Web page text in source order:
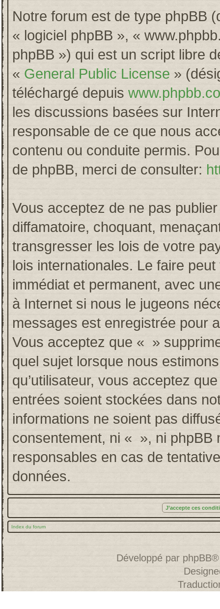
Notre forum est de type phpBB
« logiciel phpBB », «
phpBB ») qui est un script libre
« General Public License »
téléchargé depuis
les discussions basées sur
responsable de ce que nous
contenu ou conduite permis.
de phpBB, merci de consulter:
Vous acceptez de ne pas
diffamatoire, choquant,
transgresser les lois de votre
lois internationales. Le faire
immédiat et permanent, avec
à Internet si nous le jugeons
messages est enregistrée pour
Vous acceptez que « »
quel sujet lorsque nous
qu’utilisateur, vous acceptez
entrées soient stockées dans
informations ne soient pas
consentement, ni « », ni phpBB
responsables en cas de
données.
Index du forum
Développé par phpBB®